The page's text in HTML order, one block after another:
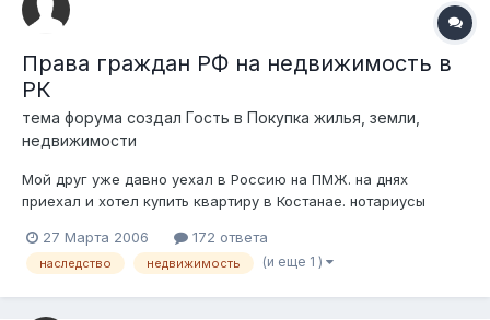
Права граждан РФ на недвижимость в
РК
тема форума создал Гость в Покупка жилья, земли,
недвижимости
Мой друг уже давно уехал в Россию на ПМЖ. на днях
приехал и хотел купить квартиру в Костанае. нотариусы
недвижимость в Казахстане могут иметь только граждане
РК. где можно прочитать на эту тему информацию или может
27 Марта 2006 172 ответа
наследство недвижимость (и еще 1 )